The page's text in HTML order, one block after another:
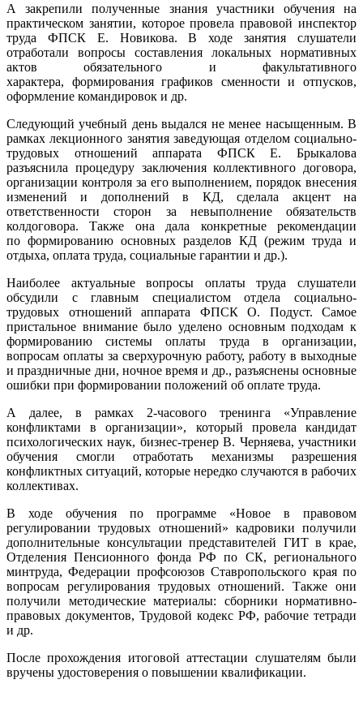
А закрепили полученные знания участники обучения на
практическом занятии, которое провела правовой инспектор
труда ФПСК Е. Новикова. В ходе занятия слушатели
отработали вопросы составления локальных нормативных
актов обязательного и факультативного
характера, формирования графиков сменности и отпусков,
оформление командировок и др.
Следующий учебный день выдался не менее насыщенным. В
рамках лекционного занятия заведующая отделом социально-
трудовых отношений аппарата ФПСК Е. Брыкалова
разъяснила процедуру заключения коллективного договора,
организации контроля за его выполнением, порядок внесения
изменений и дополнений в КД, сделала акцент на
ответственности сторон за невыполнение обязательств
колдоговора. Также она дала конкретные рекомендации
по формированию основных разделов КД (режим труда и
отдыха, оплата труда, социальные гарантии и др.).
Наиболее актуальные вопросы оплаты труда слушатели
обсудили с главным специалистом отдела социально-
трудовых отношений аппарата ФПСК О. Подуст. Самое
пристальное внимание было уделено основным подходам к
формированию системы оплаты труда в организации,
вопросам оплаты за сверхурочную работу, работу в выходные
и праздничные дни, ночное время и др., разъяснены основные
ошибки при формировании положений об оплате труда.
А далее, в рамках 2-часового тренинга «Управление
конфликтами в организации», который провела кандидат
психологических наук, бизнес-тренер В. Черняева, участники
обучения смогли отработать механизмы разрешения
конфликтных ситуаций, которые нередко случаются в рабочих
коллективах.
В ходе обучения по программе «Новое в правовом
регулировании трудовых отношений» кадровики получили
дополнительные консультации представителей ГИТ в крае,
Отделения Пенсионного фонда РФ по СК, регионального
минтруда, Федерации профсоюзов Ставропольского края по
вопросам регулирования трудовых отношений. Также они
получили методические материалы: сборники нормативно-
правовых документов, Трудовой кодекс РФ, рабочие тетради
и др.
После прохождения итоговой аттестации слушателям были
вручены удостоверения о повышении квалификации.